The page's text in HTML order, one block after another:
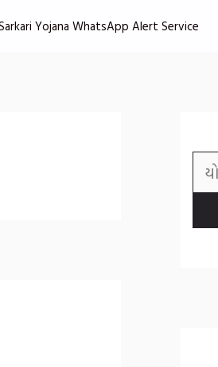
Yojana WhatsApp Alert Service